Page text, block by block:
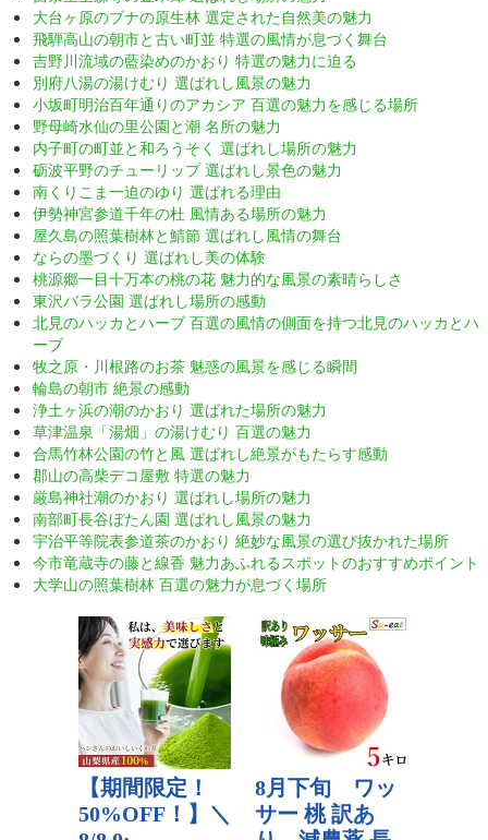
大台ヶ原のブナの原生林 選定された自然美の魅力
飛騨高山の朝市と古い町並 特選の風情が息づく舞台
吉野川流域の藍染めのかおり 特選の魅力に迫る
別府八湯の湯けむり 選ばれし風景の魅力
小坂町明治百年通りのアカシア 百選の魅力を感じる場所
野母崎水仙の里公園と潮 名所の魅力
内子町の町並と和ろうそく 選ばれし場所の魅力
砺波平野のチューリップ 選ばれし景色の魅力
南くりこま一迫のゆり 選ばれる理由
伊勢神宮参道千年の杜 風情ある場所の魅力
屋久島の照葉樹林と鯖節 選ばれし風情の舞台
ならの墨づくり 選ばれし美の体験
桃源郷一目十万本の桃の花 魅力的な風景の素晴らしさ
東沢バラ公園 選ばれし場所の感動
北見のハッカとハーブ 百選の風情の側面を持つ北見のハッカとハ
ーブ
牧之原・川根路のお茶 魅惑の風景を感じる瞬間
輪島の朝市 絶景の感動
浄土ヶ浜の潮のかおり 選ばれた場所の魅力
草津温泉「湯畑」の湯けむり 百選の魅力
合馬竹林公園の竹と風 選ばれし絶景がもたらす感動
郡山の高柴デコ屋敷 特選の魅力
厳島神社潮のかおり 選ばれし場所の魅力
南部町長谷ぼたん園 選ばれし風景の魅力
宇治平等院表参道茶のかおり 絶妙な風景の選び抜かれた場所
今市竜蔵寺の藤と線香 魅力あふれるスポットのおすすめポイント
大学山の照葉樹林 百選の魅力が息づく場所